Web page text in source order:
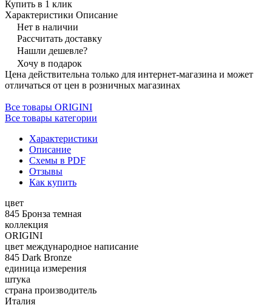
Купить в 1 клик
Характеристики Описание
Нет в наличии
Рассчитать доставку
Нашли дешевле?
Хочу в подарок
Цена действительна только для интернет-магазина и может
отличаться от цен в розничных магазинах
Все товары ORIGINI
Все товары категории
Характеристики
Описание
Схемы в PDF
Отзывы
Как купить
цвет
845 Бронза темная
коллекция
ORIGINI
цвет международное написание
845 Dark Bronze
единица измерения
штука
страна производитель
Италия